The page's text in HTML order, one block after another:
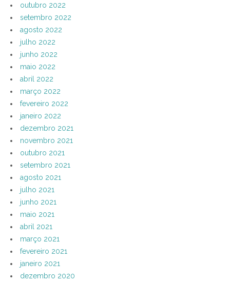
outubro 2022
setembro 2022
agosto 2022
julho 2022
junho 2022
maio 2022
abril 2022
março 2022
fevereiro 2022
janeiro 2022
dezembro 2021
novembro 2021
outubro 2021
setembro 2021
agosto 2021
julho 2021
junho 2021
maio 2021
abril 2021
março 2021
fevereiro 2021
janeiro 2021
dezembro 2020